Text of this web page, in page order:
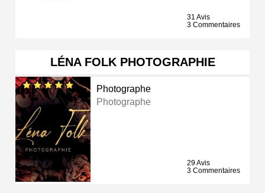
31 Avis
3 Commentaires
LÉNA FOLK PHOTOGRAPHIE
Photographe
Photographe
29 Avis
3 Commentaires